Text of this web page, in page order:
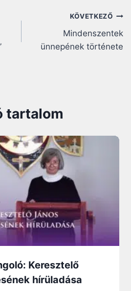
KÖVETKEZŐ
Mindenszentek
ünnepének története
tartalom
Keresztelő
hírüladása